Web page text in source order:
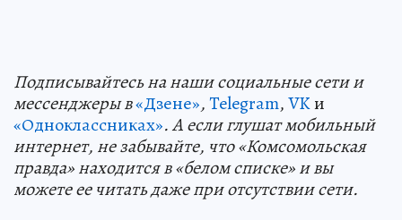
Подписывайтесь на наши социальные сети и
мессенджеры в«Дзене»,Telegram,VKи
«Одноклассниках». А если глушат мобильный
интернет, не забывайте, что «Комсомольская
правда» находится в «белом списке» и вы
можете ее читать даже при отсутствии сети.